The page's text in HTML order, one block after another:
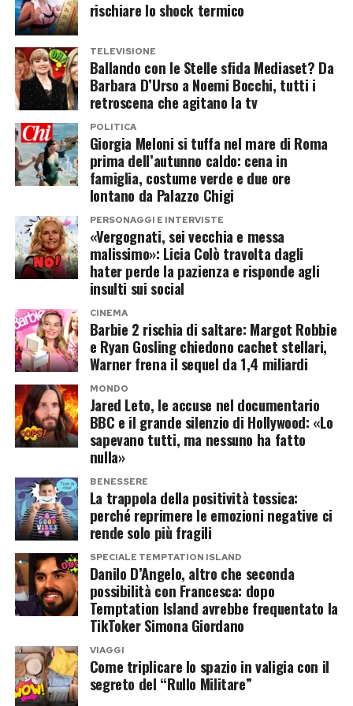
era rimasta accanto durante i momenti più
difficili nel villaggio e la conoscenza sarebbe
proseguita anche lontano dalle telecamere. I
due non hanno ancora ufficializzato una
relazione, ma nelle ultime settimane avrebbero
continuato a frequentarsi.
Secondo le indiscrezioni più recenti, Cristian
avrebbe persino presentato Nicole ad alcuni
membri della propria famiglia. Un segnale che
renderebbe ancora più improbabile un ritorno
con Soraya, nonostante il ripensamento
espresso da quest’ultima.
Tra Cristian e Soraya il falò
continua sui social
La storia sentimentale sembra dunque
conclusa, mentre quella social appare ancora
perfettamente operativa. I due non avrebbero
avuto contatti diretti, ma continuano a
rispondersi attraverso contenuti che il pubblico
analizza fotogramma per fotogramma, alla
ricerca di messaggi nascosti e possibili aperture.
Resta da capire se tra Cristian e Soraya esistano
davvero conti in sospeso oppure se entrambi
stiano semplicemente giocando con gli elementi
diventati più popolari durante il programma. Di
certo, la maschera che avrebbe dovuto
dimostrare l’immaturità di lui si è trasformata
nel personaggio più resistente della loro
passione di Hernandez per la cucina influenzi
anche la scelta delle mete e dei ristoranti
durante i loro viaggi.
StreetXO rappresenta il lato più informale della
cucina di Dabiz Muñoz. Il locale propone piatti
che fondono tradizioni asiatiche,
latinoamericane e mediterranee, con
un’atmosfera vivace e lontana dall’idea classica
Quanto costa mangiare da StreetXO
a Ibiza
Pur essendo uno degli indirizzi più richiesti
dell’isola, StreetXO resta più accessibile
rispetto a molti ristoranti frequentati
abitualmente dal jet set internazionale.
I piatti alla carta hanno prezzi che oscillano
indicativamente tra 20 e 45 euro, mentre i
euro a persona, a seconda del percorso scelto.
Una spesa importante, ma lontana dai conti a
quattro cifre che spesso accompagnano le
vacanze dei grandi personaggi dello spettacolo.
Per Chiara Ferragni e José Hernandez la cena è
stata soprattutto un’occasione per condividere
una passione comune e vivere Ibiza lontano dai
cliché delle serate esclusive.
rischiare lo shock termico
TELEVISIONE
Ballando con le Stelle sfida Mediaset? Da
Barbara D’Urso a Noemi Bocchi, tutti i
retroscena che agitano la tv
POLITICA
Giorgia Meloni si tuffa nel mare di Roma
prima dell’autunno caldo: cena in
famiglia, costume verde e due ore
lontano da Palazzo Chigi
PERSONAGGI E INTERVISTE
«Vergognati, sei vecchia e messa
malissimo»: Licia Colò travolta dagli
hater perde la pazienza e risponde agli
insulti sui social
CINEMA
Barbie 2 rischia di saltare: Margot Robbie
e Ryan Gosling chiedono cachet stellari,
Warner frena il sequel da 1,4 miliardi
MONDO
Jared Leto, le accuse nel documentario
BBC e il grande silenzio di Hollywood: «Lo
sapevano tutti, ma nessuno ha fatto
nulla»
BENESSERE
La trappola della positività tossica:
perché reprimere le emozioni negative ci
rende solo più fragili
SPECIALE TEMPTATION ISLAND
Danilo D’Angelo, altro che seconda
possibilità con Francesca: dopo
Temptation Island avrebbe frequentato la
TikToker Simona Giordano
VIAGGI
Come triplicare lo spazio in valigia con il
segreto del “Rullo Militare”